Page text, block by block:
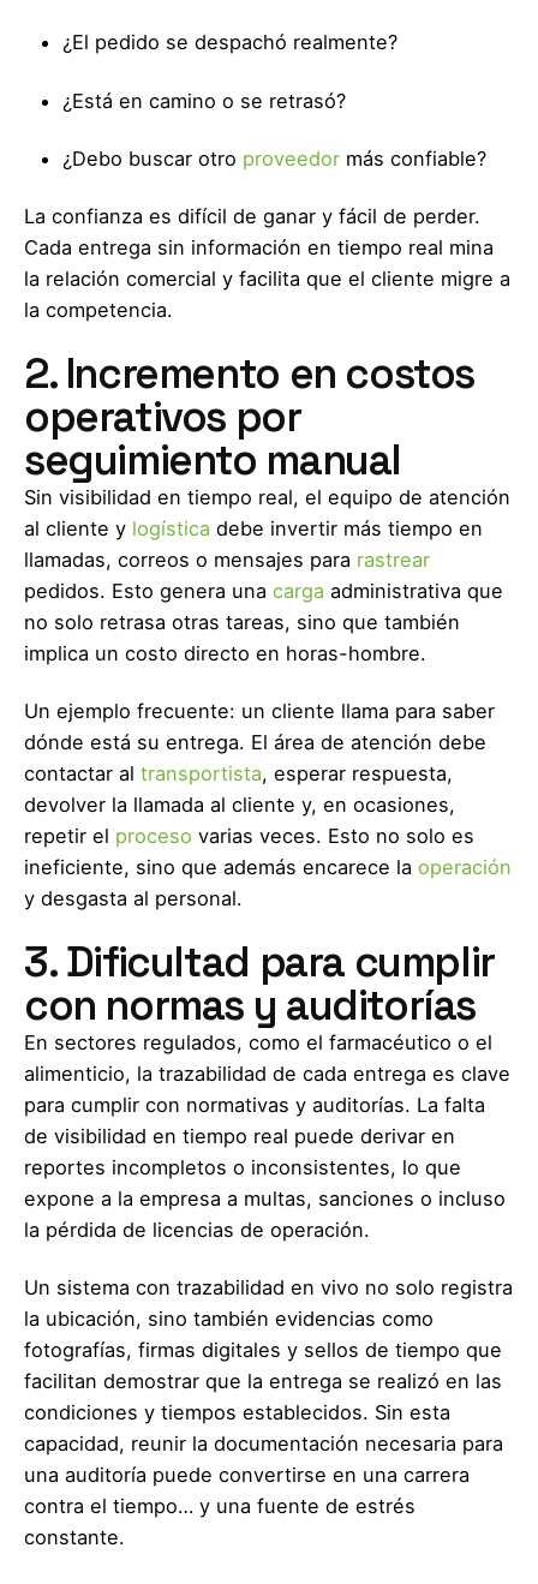
¿El pedido se despachó realmente?
¿Está en camino o se retrasó?
¿Debo buscar otro proveedor más confiable?
La confianza es difícil de ganar y fácil de perder.
Cada entrega sin información en tiempo real mina
la relación comercial y facilita que el cliente migre a
la competencia.
2. Incremento en costos
operativos por
seguimiento manual
Sin visibilidad en tiempo real, el equipo de atención
al cliente y logística debe invertir más tiempo en
llamadas, correos o mensajes para rastrear
pedidos. Esto genera una carga administrativa que
no solo retrasa otras tareas, sino que también
implica un costo directo en horas-hombre.
Un ejemplo frecuente: un cliente llama para saber
dónde está su entrega. El área de atención debe
contactar al transportista, esperar respuesta,
devolver la llamada al cliente y, en ocasiones,
repetir el proceso varias veces. Esto no solo es
ineficiente, sino que además encarece la operación
y desgasta al personal.
3. Dificultad para cumplir
con normas y auditorías
En sectores regulados, como el farmacéutico o el
alimenticio, la trazabilidad de cada entrega es clave
para cumplir con normativas y auditorías. La falta
de visibilidad en tiempo real puede derivar en
reportes incompletos o inconsistentes, lo que
expone a la empresa a multas, sanciones o incluso
la pérdida de licencias de operación.
Un sistema con trazabilidad en vivo no solo registra
la ubicación, sino también evidencias como
fotografías, firmas digitales y sellos de tiempo que
facilitan demostrar que la entrega se realizó en las
condiciones y tiempos establecidos. Sin esta
capacidad, reunir la documentación necesaria para
una auditoría puede convertirse en una carrera
contra el tiempo… y una fuente de estrés
constante.